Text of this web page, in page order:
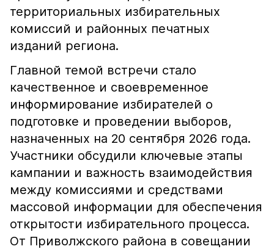
территориальных избирательных
комиссий и районных печатных
изданий региона.
Главной темой встречи стало
качественное и своевременное
информирование избирателей о
подготовке и проведении выборов,
назначенных на 20 сентября 2026 года.
Участники обсудили ключевые этапы
кампании и важность взаимодействия
между комиссиями и средствами
массовой информации для обеспечения
открытости избирательного процесса.
От Приволжского района в совещании